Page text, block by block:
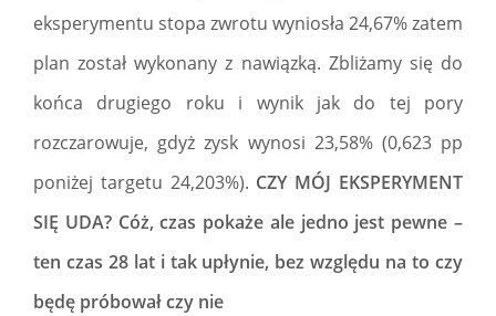
eksperymentu stopa zwrotu wyniosła 24,67% zatem
plan został wykonany z nawiązką. Zbliżamy się do
końca drugiego roku i wynik jak do tej pory
rozczarowuje, gdyż zysk wynosi 23,58% (0,623 pp
poniżej targetu 24,203%). CZY MÓJ EKSPERYMENT
SIĘ UDA? Cóż, czas pokaże ale jedno jest pewne –
ten czas 28 lat i tak upłynie, bez względu na to czy
będę próbował czy nie